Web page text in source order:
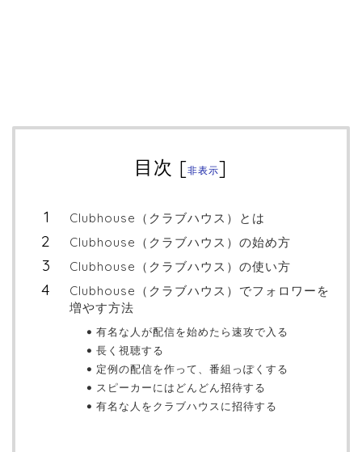
目次 [非表示]
Clubhouse（クラブハウス）とは
Clubhouse（クラブハウス）の始め方
Clubhouse（クラブハウス）の使い方
Clubhouse（クラブハウス）でフォロワーを
増やす方法
有名な人が配信を始めたら速攻で入る
長く視聴する
定例の配信を作って、番組っぽくする
スピーカーにはどんどん招待する
有名な人をクラブハウスに招待する